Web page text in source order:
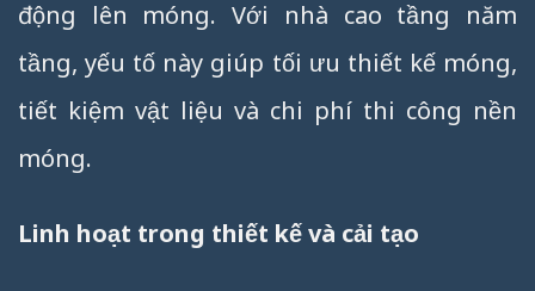
động lên móng. Với nhà cao tầng năm
tầng, yếu tố này giúp tối ưu thiết kế móng,
tiết kiệm vật liệu và chi phí thi công nền
móng.
Linh hoạt trong thiết kế và cải tạo